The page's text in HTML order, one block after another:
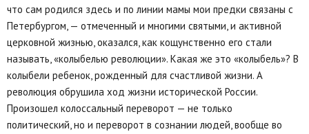
что сам родился здесь и по линии мамы мои предки связаны с
Петербургом, — отмеченный и многими святыми, и активной
церковной жизнью, оказался, как кощунственно его стали
называть, «колыбелью революции». Какая же это «колыбель»? В
колыбели ребенок, рожденный для счастливой жизни. А
революция обрушила ход жизни исторической России.
Произошел колоссальный переворот — не только
политический, но и переворот в сознании людей, вообще во